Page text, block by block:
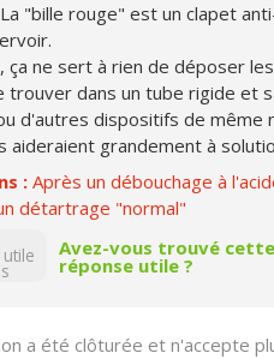
La "bille rouge" est un clapet
ça ne sert à rien de déposer
trouver dans un tube rigide et
d'autres dispositifs de même
aideraient grandement à
: Après un débouchage à
détartrage "normal"
Avez-vous trouvé cette
réponse utile ?
a été clôturée et n'accepte